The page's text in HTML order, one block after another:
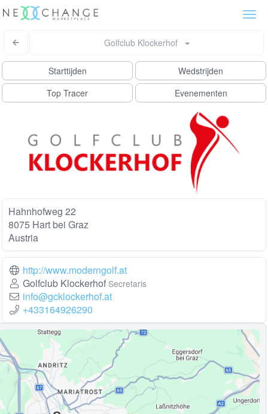
Golfclub Klockerhof
Starttijden
Wedstrijden
Top Tracer
Evenementen
Hahnhofweg 22
8075 Hart bei Graz
Austria
http://www.moderngolf.at
Golfclub Klockerhof Secretaris
info@gcklockerhof.at
+433164926290